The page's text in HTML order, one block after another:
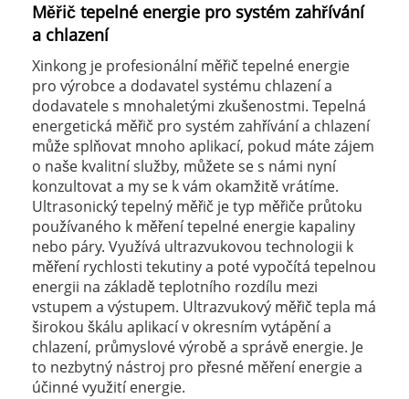
Měřič tepelné energie pro systém zahřívání
a chlazení
Xinkong je profesionální měřič tepelné energie
pro výrobce a dodavatel systému chlazení a
dodavatele s mnohaletými zkušenostmi. Tepelná
energetická měřič pro systém zahřívání a chlazení
může splňovat mnoho aplikací, pokud máte zájem
o naše kvalitní služby, můžete se s námi nyní
konzultovat a my se k vám okamžitě vrátíme.
Ultrasonický tepelný měřič je typ měřiče průtoku
používaného k měření tepelné energie kapaliny
nebo páry. Využívá ultrazvukovou technologii k
měření rychlosti tekutiny a poté vypočítá tepelnou
energii na základě teplotního rozdílu mezi
vstupem a výstupem. Ultrazvukový měřič tepla má
širokou škálu aplikací v okresním vytápění a
chlazení, průmyslové výrobě a správě energie. Je
to nezbytný nástroj pro přesné měření energie a
účinné využití energie.